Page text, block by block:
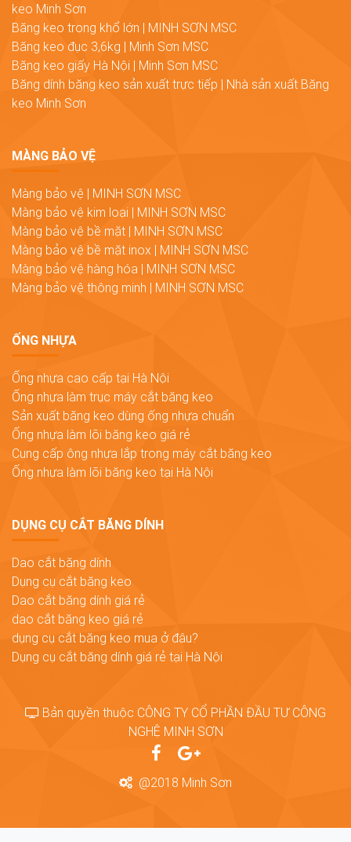
keo Minh Sơn
Băng keo trong khổ lớn | MINH SƠN MSC
Băng keo đục 3,6kg | Minh Sơn MSC
Băng keo giấy Hà Nội | Minh Sơn MSC
Băng dính băng keo sản xuất trực tiếp | Nhà sản xuất Băng
keo Minh Sơn
MÀNG BẢO VỆ
Màng bảo vệ | MINH SƠN MSC
Màng bảo vệ kim loại | MINH SƠN MSC
Màng bảo vệ bề mặt | MINH SƠN MSC
Màng bảo vệ bề mặt inox | MINH SƠN MSC
Màng bảo vệ hàng hóa | MINH SƠN MSC
Màng bảo vệ thông minh | MINH SƠN MSC
ỐNG NHỰA
Ống nhựa cao cấp tại Hà Nội
Ống nhựa làm trục máy cắt băng keo
Sản xuất băng keo dùng ống nhựa chuẩn
Ống nhựa làm lõi băng keo giá rẻ
Cung cấp ông nhựa lắp trong máy cắt băng keo
Ống nhựa làm lõi băng keo tại Hà Nội
DỤNG CỤ CẮT BĂNG DÍNH
Dao cắt băng dính
Dụng cụ cắt băng keo
Dao cắt băng dính giá rẻ
dao cắt băng keo giá rẻ
dụng cụ cắt băng keo mua ở đâu?
Dụng cụ cắt băng dính giá rẻ tại Hà Nội
Bản quyền thuộc CÔNG TY CỔ PHẦN ĐẦU TƯ CÔNG
NGHỆ MINH SƠN
@2018 Minh Sơn